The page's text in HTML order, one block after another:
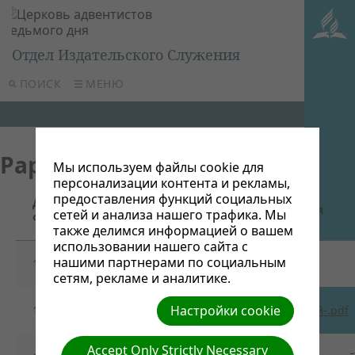
ПОИСК МЕНЮ
Отдел Издательского Служения
Papka LE
Дата
файла
Название/Ссылка для скачивания
10/25/2013 1._Шаги_ЛЕ_ООО.pdf
10/25/2013 2._Отчет_ЛЕ_блокнот_расширенный-.pdf
Мы используем файлы cookie для
персонализации контента и рекламы,
предоставления функций социальных
сетей и анализа нашего трафика. Мы
также делимся информацией о вашем
использовании нашего сайта с
нашими партнерами по социальным
сетям, рекламе и аналитике.
Настройки cookie
Accept Only Strictly Necessary